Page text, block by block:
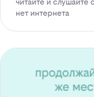
читайте и слушайте
нет интернета